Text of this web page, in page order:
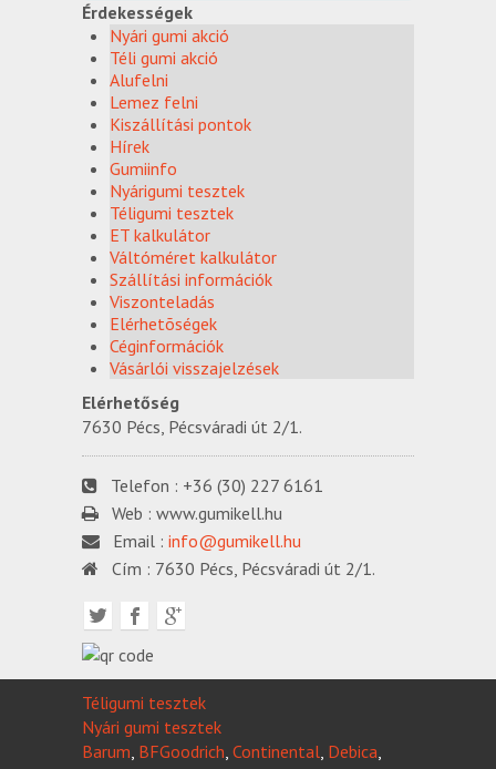
Érdekességek
Nyári gumi akció
Téli gumi akció
Alufelni
Lemez felni
Kiszállítási pontok
Hírek
Gumiinfo
Nyárigumi tesztek
Téligumi tesztek
ET kalkulátor
Váltóméret kalkulátor
Szállítási információk
Viszonteladás
Elérhetõségek
Céginformációk
Vásárlói visszajelzések
Elérhetőség
7630 Pécs, Pécsváradi út 2/1.
Telefon : +36 (30) 227 6161
Web : www.gumikell.hu
Email : info@gumikell.hu
Cím : 7630 Pécs, Pécsváradi út 2/1.
Téligumi tesztek
Nyári gumi tesztek
Barum, BFGoodrich, Continental, Debica,